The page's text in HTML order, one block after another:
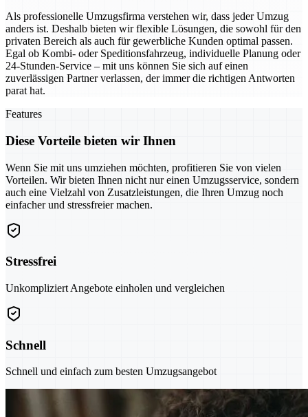
Als professionelle Umzugsfirma verstehen wir, dass jeder Umzug
anders ist. Deshalb bieten wir flexible Lösungen, die sowohl für den
privaten Bereich als auch für gewerbliche Kunden optimal passen.
Egal ob Kombi- oder Speditionsfahrzeug, individuelle Planung oder
24-Stunden-Service – mit uns können Sie sich auf einen
zuverlässigen Partner verlassen, der immer die richtigen Antworten
parat hat.
Features
Diese Vorteile bieten wir Ihnen
Wenn Sie mit uns umziehen möchten, profitieren Sie von vielen
Vorteilen. Wir bieten Ihnen nicht nur einen Umzugsservice, sondern
auch eine Vielzahl von Zusatzleistungen, die Ihren Umzug noch
einfacher und stressfreier machen.
Stressfrei
Unkompliziert Angebote einholen und vergleichen
Schnell
Schnell und einfach zum besten Umzugsangebot